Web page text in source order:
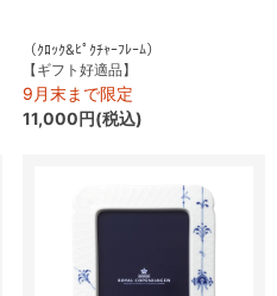
（ｸﾛｯｸ&ﾋﾟｸﾁｬｰﾌﾚｰﾑ）
【ギフト好適品】
9月末まで限定
11,000円(税込)